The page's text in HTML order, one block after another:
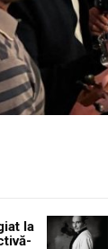
la